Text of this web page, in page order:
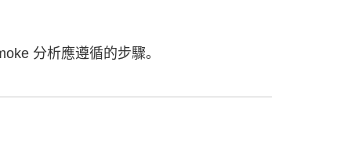
分析應遵循的步驟。